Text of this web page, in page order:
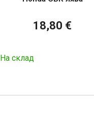
18,80 €
На склад